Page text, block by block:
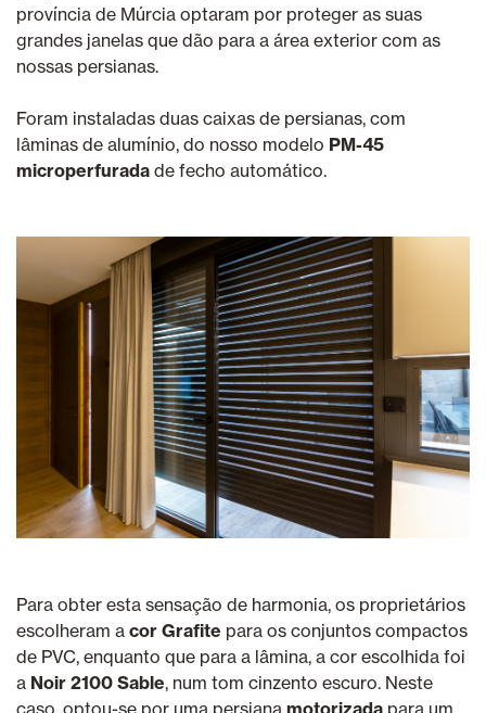
província de Múrcia optaram por proteger as suas
grandes janelas que dão para a área exterior com as
nossas persianas.
Foram instaladas duas caixas de persianas, com
lâminas de alumínio, do nosso modelo PM-45
microperfurada de fecho automático.
Para obter esta sensação de harmonia, os proprietários
escolheram a cor Grafite para os conjuntos compactos
de PVC, enquanto que para a lâmina, a cor escolhida foi
a Noir 2100 Sable, num tom cinzento escuro. Neste